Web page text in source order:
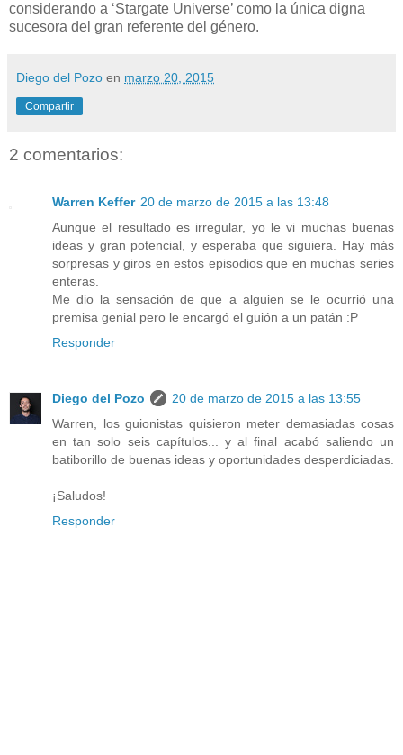
considerando a ‘Stargate Universe’ como la única digna
sucesora del gran referente del género.
Diego del Pozo en marzo 20, 2015
Compartir
2 comentarios:
Warren Keffer 20 de marzo de 2015 a las 13:48
Aunque el resultado es irregular, yo le vi muchas buenas
ideas y gran potencial, y esperaba que siguiera. Hay más
sorpresas y giros en estos episodios que en muchas series
enteras.
Me dio la sensación de que a alguien se le ocurrió una
premisa genial pero le encargó el guión a un patán :P
Responder
Diego del Pozo
20 de marzo de 2015 a las 13:55
Warren, los guionistas quisieron meter demasiadas cosas
en tan solo seis capítulos... y al final acabó saliendo un
batiborillo de buenas ideas y oportunidades desperdiciadas.
¡Saludos!
Responder